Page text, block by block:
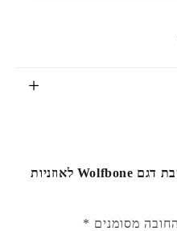
היה הראשון לכתוב סקירה “תושבת דגם Wolfbone לאוזניות
מסומנים *